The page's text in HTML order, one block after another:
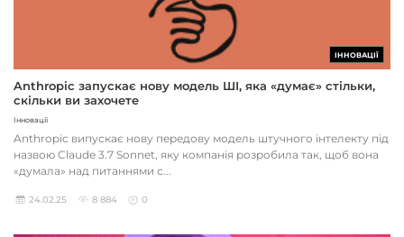
ІННОВАЦІЇ
Anthropic запускає нову модель ШІ, яка «думає» стільки,
скільки ви захочете
Інновації
Anthropic випускає нову передову модель штучного інтелекту під
назвою Claude 3.7 Sonnet, яку компанія розробила так, щоб вона
«думала» над питаннями с...
24.02.25 8 884 0